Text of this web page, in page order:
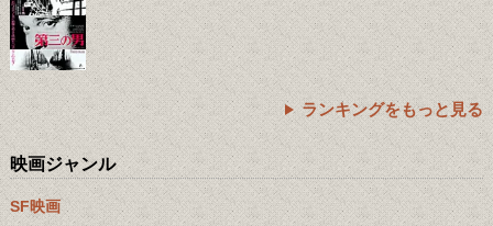
ランキングをもっと見る
映画ジャンル
SF映画